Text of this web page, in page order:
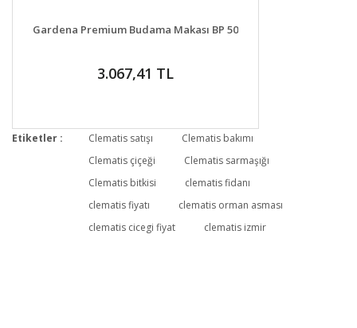
DETAYLAR
Gardena Premium Budama Makası BP 50
3.067,41 TL
Etiketler : Clematis satışı
Clematis bakımı
Clematis çiçeği
Clematis sarmaşığı
Clematis bitkisi
clematis fidanı
clematis fiyatı
clematis orman asması
clematis cicegi fiyat
clematis izmir